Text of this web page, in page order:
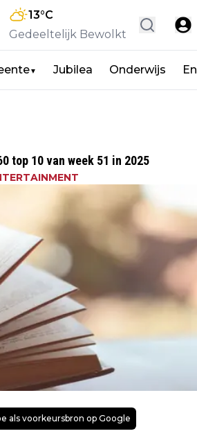
13°C
Gedeeltelijk Bewolkt
▼ Jubilea Onderwijs
top 10 van week 51 in 2025
als voorkeursbron op Google